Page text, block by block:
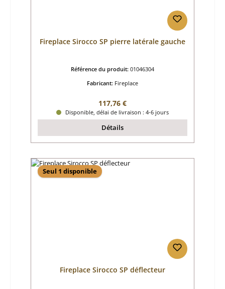
Fireplace Sirocco SP pierre latérale gauche
Référence du produit: 01046304
Fabricant: Fireplace
Prix régulier :
117,76 €
Disponible, délai de livraison : 4-6 jours
Détails
Seul 1 disponible
Fireplace Sirocco SP déflecteur